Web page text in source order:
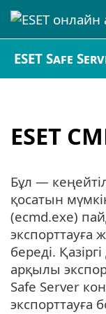
ESET Safe
ESET
Бұл —
қосатын
(ecmd.exe)
экспорттауға
береді.
арқылы
Safe Server
экспорттауға